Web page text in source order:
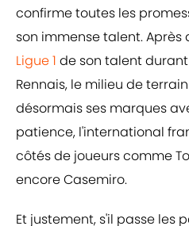
confirme toutes les
son immense talent.
Ligue 1 de son talent
Rennais, le milieu de
désormais ses marques
patience, l'international
côtés de joueurs comme
encore Casemiro.
Et justement, s'il passe les